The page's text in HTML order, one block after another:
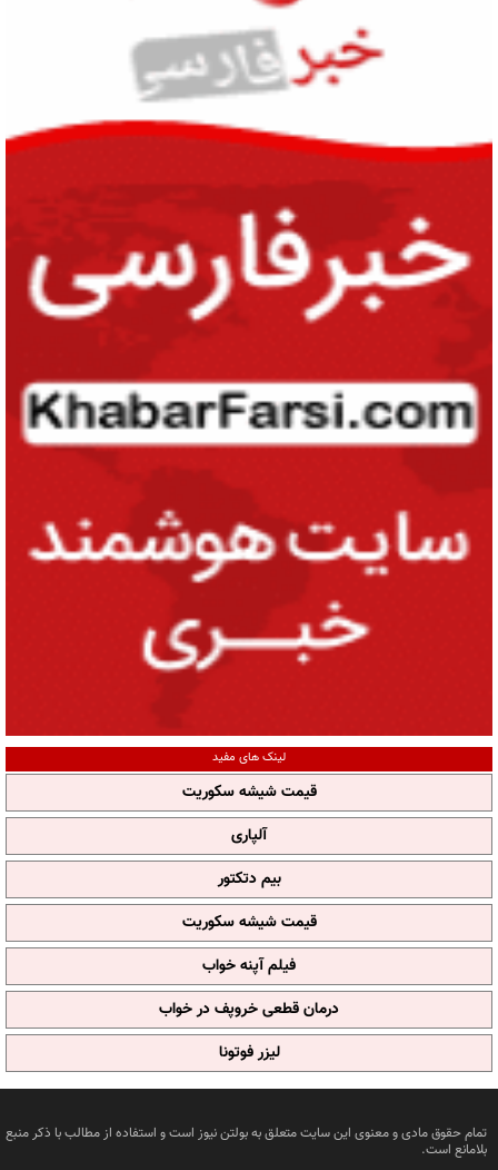
لینک های مفید
قیمت شیشه سکوریت
آلپاری
بیم دتکتور
قیمت شیشه سکوریت
فیلم آپنه خواب
درمان قطعی خروپف در خواب
لیزر فوتونا
تمام حقوق مادی و معنوی این سایت متعلق به بولتن نیوز است و استفاده از مطالب با ذکر منبع
بلامانع است.